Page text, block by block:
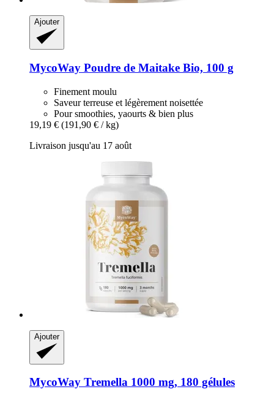
Ajouter
MycoWay Poudre de Maitake Bio, 100 g
Finement moulu
Saveur terreuse et légèrement noisettée
Pour smoothies, yaourts & bien plus
19,19 € (191,90 € / kg)
Livraison jusqu'au 17 août
Ajouter
MycoWay Tremella 1000 mg, 180 gélules